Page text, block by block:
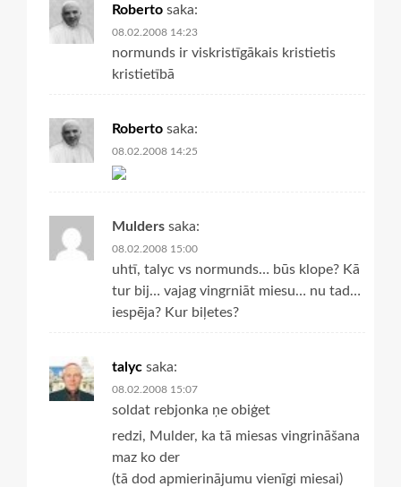
Roberto saka:
08.02.2008 14:23
normunds ir viskristīgākais kristietis
kristietībā
Roberto saka:
08.02.2008 14:25
Mulders saka:
08.02.2008 15:00
uhtī, talyc vs normunds… būs klope? Kā
tur bij… vajag vingrniāt miesu… nu tad…
iespēja? Kur biļetes?
talyc saka:
08.02.2008 15:07
soldat rebjonka ņe obiģet
redzi, Mulder, ka tā miesas vingrināšana
maz ko der
(tā dod apmierinājumu vienīgi miesai)